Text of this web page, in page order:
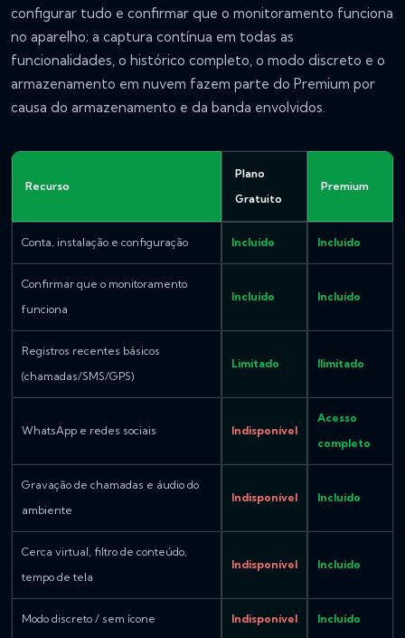
configurar tudo e confirmar que o monitoramento funciona
no aparelho; a captura contínua em todas as
funcionalidades, o histórico completo, o modo discreto e o
armazenamento em nuvem fazem parte do Premium por
causa do armazenamento e da banda envolvidos.
Recurso
Plano
Gratuito
Premium
Conta, instalação e configuração Incluído Incluído
Confirmar que o monitoramento
funciona
Incluído Incluído
Registros recentes básicos
(chamadas/SMS/GPS)
Limitado Ilimitado
WhatsApp e redes sociais Indisponível
Acesso
completo
Gravação de chamadas e áudio do
ambiente
Indisponível Incluído
Cerca virtual, filtro de conteúdo,
tempo de tela
Indisponível Incluído
Modo discreto / sem ícone Indisponível Incluído